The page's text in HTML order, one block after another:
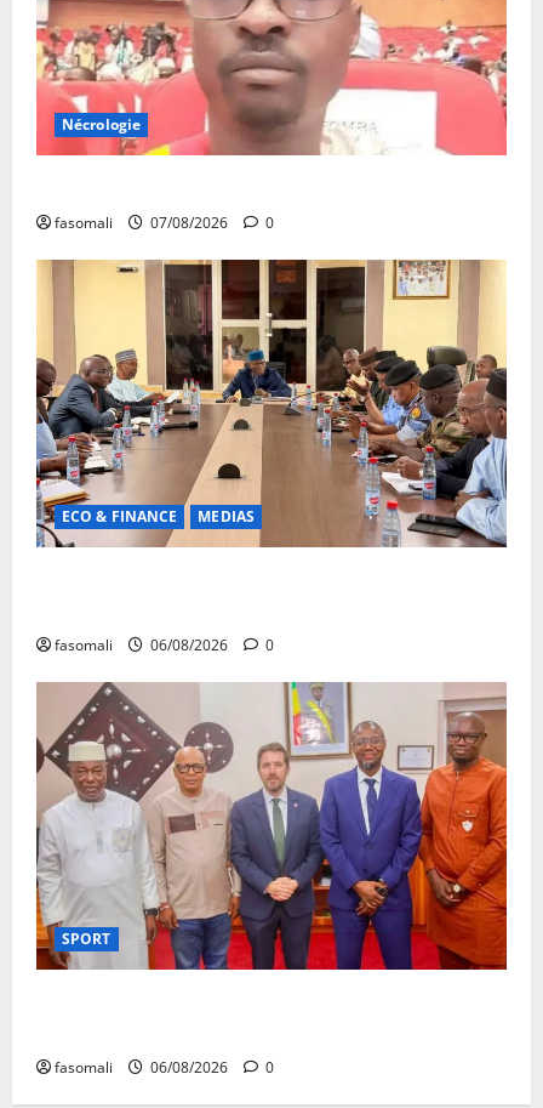
Nécrologie
fasomali 07/08/2026 0
ECO & FINANCE MEDIAS
fasomali 06/08/2026 0
SPORT
fasomali 06/08/2026 0